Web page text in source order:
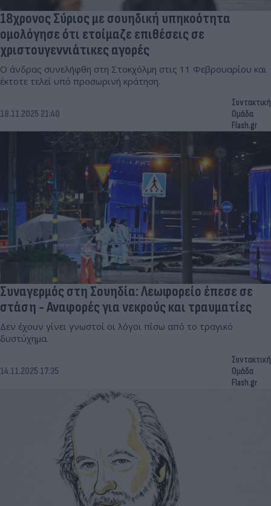
18χρονος Σύριος με σουηδική υπηκοότητα
ομολόγησε ότι ετοίμαζε επιθέσεις σε
χριστουγεννιάτικες αγορές
Ο άνδρας συνελήφθη στη Στοκχόλμη στις 11 Φεβρουαρίου και
έκτοτε τελεί υπό προσωρινή κράτηση.
18.11.2025 21:40
Συντακτική
Ομάδα
Flash.gr
Συναγερμός στη Σουηδία: Λεωφορείο έπεσε σε
στάση - Αναφορές για νεκρούς και τραυματίες
Δεν έχουν γίνει γνωστοί οι λόγοι πίσω από το τραγικό
δυστύχημα.
14.11.2025 17:35
Συντακτική
Ομάδα
Flash.gr